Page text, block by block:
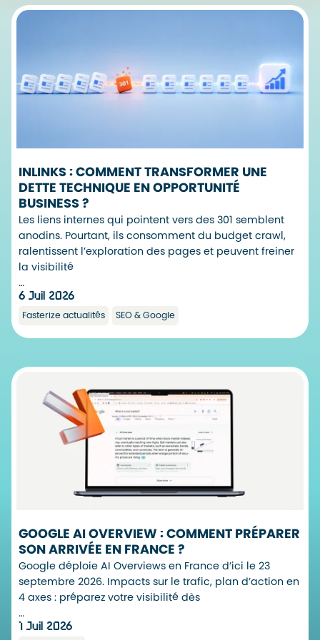
INLINKS : COMMENT TRANSFORMER UNE
DETTE TECHNIQUE EN OPPORTUNITÉ
BUSINESS ?
Les liens internes qui pointent vers des 301 semblent
anodins. Pourtant, ils consomment du budget crawl,
ralentissent l’exploration des pages et peuvent freiner
la visibilité
…
6 Juil 2026
Fasterize actualités SEO & Google
GOOGLE AI OVERVIEW : COMMENT PRÉPARER
SON ARRIVÉE EN FRANCE ?
Google déploie AI Overviews en France d’ici le 23
septembre 2026. Impacts sur le trafic, plan d’action en
4 axes : préparez votre visibilité dès
…
1 Juil 2026